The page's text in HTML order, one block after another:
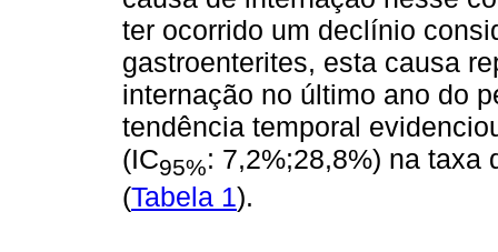
ter ocorrido um declínio
gastroenterites, esta causa
internação no último ano do
tendência temporal
(IC95%: 7,2%;28,8%) na taxa
(Tabela 1).